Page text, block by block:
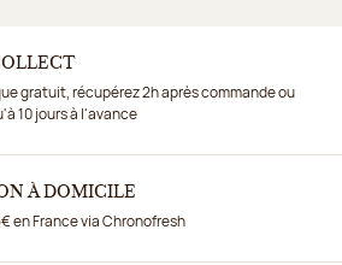
gratuit, récupérez 2h après commande ou
10 jours à l'avance
À DOMICILE
en France via Chronofresh